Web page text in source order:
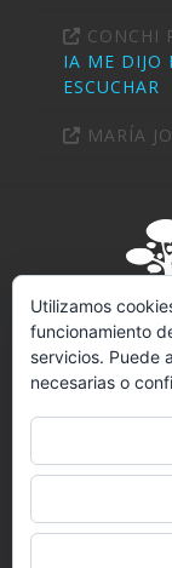
CONCHI
IA ME DIJO
ESCUCHAR
MARÍA
PSICÓLOGO
Utilizamos
funcionamiento
servicios. Puede
necesarias o